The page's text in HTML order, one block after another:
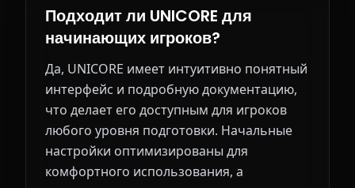
Подходит ли UNICORE для
начинающих игроков?
Да, UNICORE имеет интуитивно понятный
интерфейс и подробную документацию,
что делает его доступным для игроков
любого уровня подготовки. Начальные
настройки оптимизированы для
комфортного использования, а